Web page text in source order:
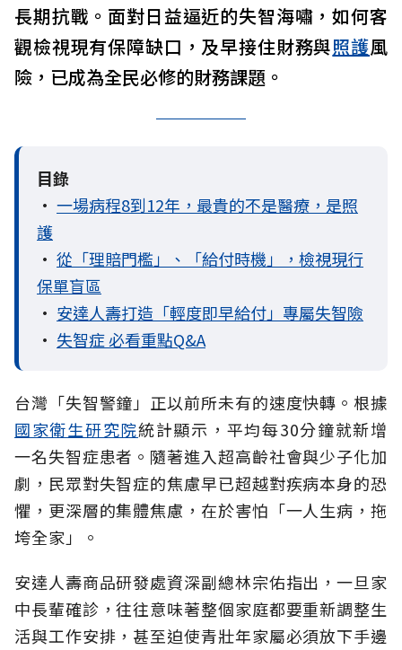
長期抗戰。面對日益逼近的失智海嘯，如何客
觀檢視現有保障缺口，及早接住財務與照護風
險，已成為全民必修的財務課題。
目錄
• 一場病程8到12年，最貴的不是醫療，是照
護
• 從「理賠門檻」、「給付時機」，檢視現行
保單盲區
• 安達人壽打造「輕度即早給付」專屬失智險
• 失智症 必看重點Q&A
台灣「失智警鐘」正以前所未有的速度快轉。根據
國家衛生研究院統計顯示，平均每30分鐘就新增
一名失智症患者。隨著進入超高齡社會與少子化加
劇，民眾對失智症的焦慮早已超越對疾病本身的恐
懼，更深層的集體焦慮，在於害怕「一人生病，拖
垮全家」。
安達人壽商品研發處資深副總林宗佑指出，一旦家
中長輩確診，往往意味著整個家庭都要重新調整生
活與工作安排，甚至迫使青壯年家屬必須放下手邊